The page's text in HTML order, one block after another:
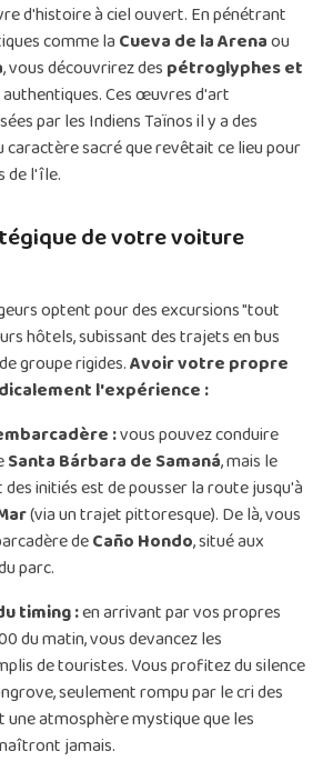
d'histoire à ciel ouvert. En pénétrant
comme la Cueva de la Arenaou
, vous découvrirez des pétroglyphes et
authentiques. Ces œuvres d'art
par les Indiens Taïnos il y a des
caractère sacré que revêtait ce lieu pour
de l'île.
de votre voiture
optent pour des excursions "tout
hôtels, subissant des trajets en bus
groupe rigides.Avoir votre propre
l'expérience :
:vous pouvez conduire
Santa Bárbara de Samaná, mais le
initiés est de pousser la route jusqu'à
(via un trajet pittoresque). De là, vous
deCaño Hondo, situé aux
parc.
timing :en arrivant par vos propres
du matin, vous devancez les
de touristes. Vous profitez du silence
seulement rompu par le cri des
atmosphère mystique que les
jamais.